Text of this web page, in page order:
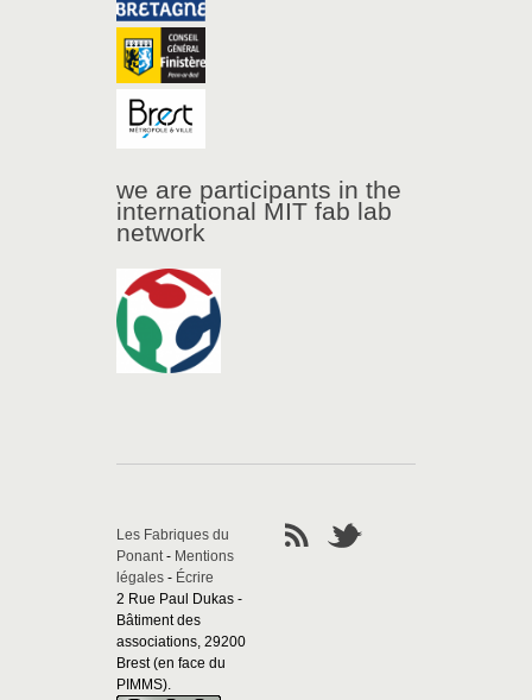
we are participants in the
international MIT fab lab
network
Les Fabriques du
Ponant- Mentions
légales - Écrire
2 Rue Paul Dukas -
Bâtiment des
associations, 29200
Brest (en face du
PIMMS).